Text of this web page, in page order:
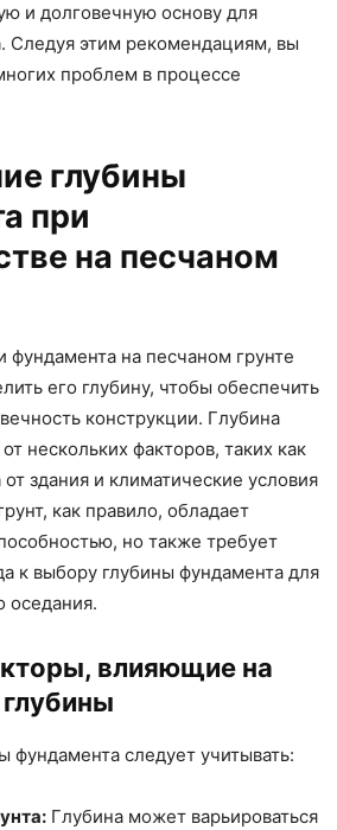
и долговечную основу для
Следуя этим рекомендациям, вы
проблем в процессе
глубины
при
на песчаном
фундамента на песчаном грунте
его глубину, чтобы обеспечить
конструкции. Глубина
нескольких факторов, таких как
от здания и климатические условия
как правило, обладает
но также требует
к выбору глубины фундамента для
оседания.
влияющие на
фундамента следует учитывать:
Глубина может варьироваться